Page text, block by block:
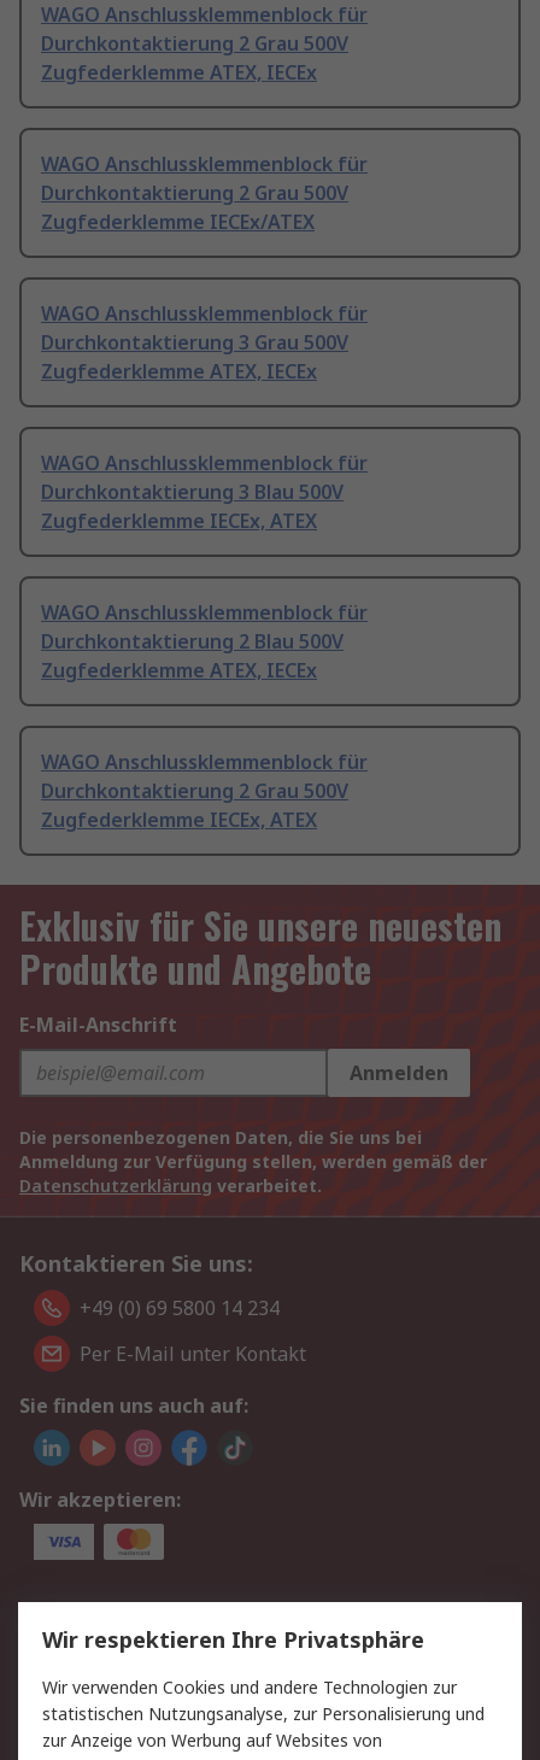
WAGO Anschlussklemmenblock für
Durchkontaktierung 2 Grau 500V
Zugfederklemme ATEX, IECEx
WAGO Anschlussklemmenblock für
Durchkontaktierung 2 Grau 500V
Zugfederklemme IECEx/ATEX
WAGO Anschlussklemmenblock für
Durchkontaktierung 3 Grau 500V
Zugfederklemme ATEX, IECEx
WAGO Anschlussklemmenblock für
Durchkontaktierung 3 Blau 500V
Zugfederklemme IECEx, ATEX
WAGO Anschlussklemmenblock für
Durchkontaktierung 2 Blau 500V
Zugfederklemme ATEX, IECEx
WAGO Anschlussklemmenblock für
Durchkontaktierung 2 Grau 500V
Zugfederklemme IECEx, ATEX
Exklusiv für Sie unsere neuesten
Produkte und Angebote
E-Mail-Anschrift
Anmelden
Die personenbezogenen Daten, die Sie uns bei
Anmeldung zur Verfügung stellen, werden gemäß der
Datenschutzerklärung verarbeitet.
Kontaktieren Sie uns:
+49 (0) 69 5800 14 234
Per E-Mail unter Kontakt
Sie finden uns auch auf:
Wir akzeptieren:
Service
Value Added Services
Lieferlösungen
Rücksendungen
Kontakt
Hilfe
Privatkunden
Wir respektieren Ihre Privatsphäre
Wir verwenden Cookies und andere Technologien zur
statistischen Nutzungsanalyse, zur Personalisierung und
zur Anzeige von Werbung auf Websites von